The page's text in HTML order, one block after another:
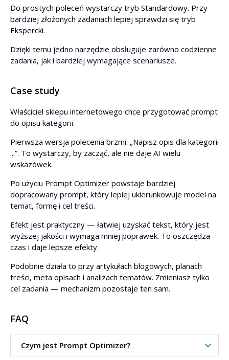
Do prostych poleceń wystarczy tryb Standardowy. Przy
bardziej złożonych zadaniach lepiej sprawdzi się tryb
Ekspercki.
Dzięki temu jedno narzędzie obsługuje zarówno codzienne
zadania, jak i bardziej wymagające scenariusze.
Case study
Właściciel sklepu internetowego chce przygotować prompt
do opisu kategorii.
Pierwsza wersja polecenia brzmi: „Napisz opis dla kategorii
...”. To wystarczy, by zacząć, ale nie daje AI wielu
wskazówek.
Po użyciu Prompt Optimizer powstaje bardziej
dopracowany prompt, który lepiej ukierunkowuje model na
temat, formę i cel treści.
Efekt jest praktyczny — łatwiej uzyskać tekst, który jest
wyższej jakości i wymaga mniej poprawek. To oszczędza
czas i daje lepsze efekty.
Podobnie działa to przy artykułach blogowych, planach
treści, meta opisach i analizach tematów. Zmieniasz tylko
cel zadania — mechanizm pozostaje ten sam.
FAQ
Czym jest Prompt Optimizer?